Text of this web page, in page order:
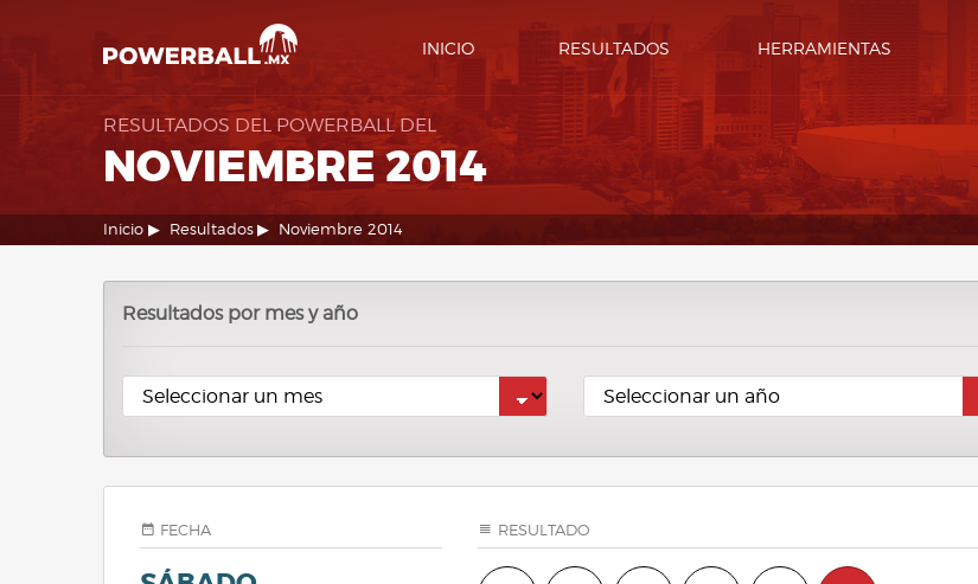
INICIO RESULTADOS HERRAMIENTAS
RESULTADOS DEL POWERBALL DEL
NOVIEMBRE 2014
Inicio Resultados Noviembre 2014
Resultados por mes y año
FECHA RESULTADO